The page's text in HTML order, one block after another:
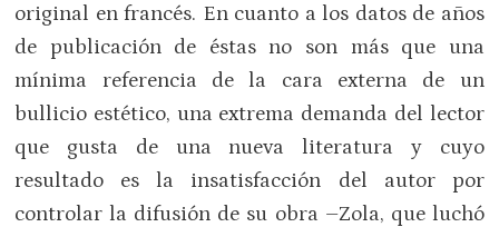
original en francés. En cuanto a los datos de años
de publicación de éstas no son más que una
mínima referencia de la cara externa de un
bullicio estético, una extrema demanda del lector
que gusta de una nueva literatura y cuyo
resultado es la insatisfacción del autor por
controlar la difusión de su obra –Zola, que luchó